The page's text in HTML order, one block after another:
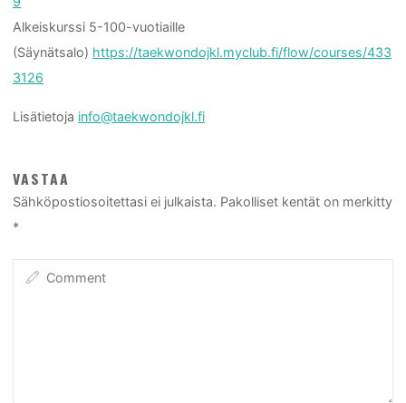
Alkeiskurssi 5-100-vuotiaille
(Säynätsalo) https://taekwondojkl.myclub.fi/flow/courses/433
3126
Lisätietoja info@taekwondojkl.fi
VASTAA
Sähköpostiosoitettasi ei julkaista. Pakolliset kentät on merkitty
*